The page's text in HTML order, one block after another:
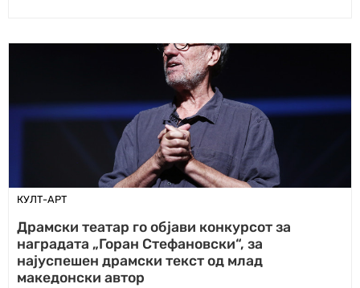
КУЛТ-АРТ
Драмски театар го објави конкурсoт за
наградата „Горан Стефановски“, за
најуспешен драмски текст од млад
македонски автор